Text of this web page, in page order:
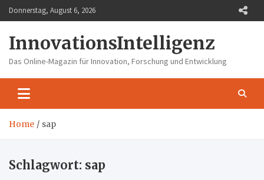
Skip
to
Donnerstag, August 6, 2026
InnovationsIntelligenz
Das Online-Magazin für Innovation, Forschung und Entwicklung
Home sap
Schlagwort: sap